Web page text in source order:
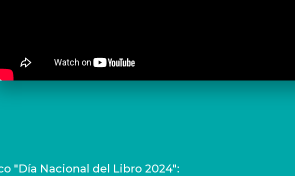
"Día Nacional del Libro 2024":